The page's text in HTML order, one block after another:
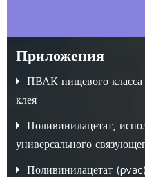
Приложения
ПВАК пищевого класса
клея
Поливинилацетат,
универсального
Поливинилацетат